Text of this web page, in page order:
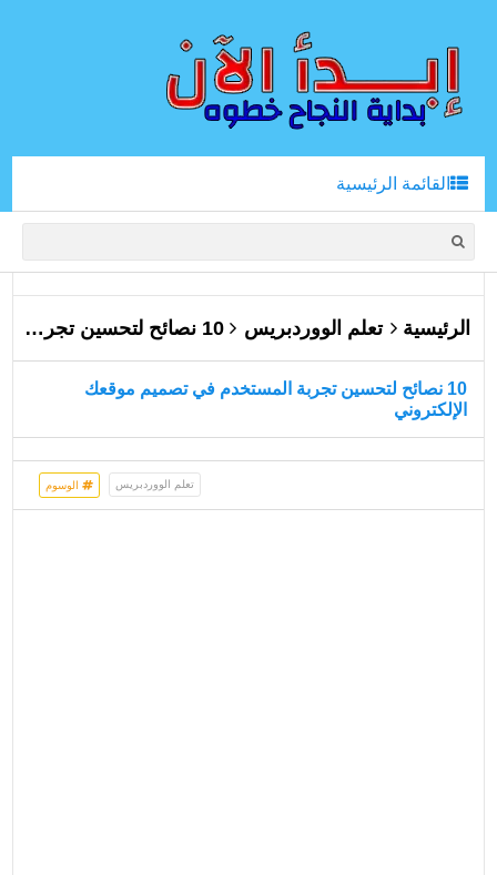
القائمة الرئيسية
الرئيسية تعلم الووردبريس 10 نصائح لتحسين تجربة المستخدم في تصميم موقعك الإلكتروني
10 نصائح لتحسين تجربة المستخدم في تصميم موقعك
الإلكتروني
الوسوم تعلم الووردبريس